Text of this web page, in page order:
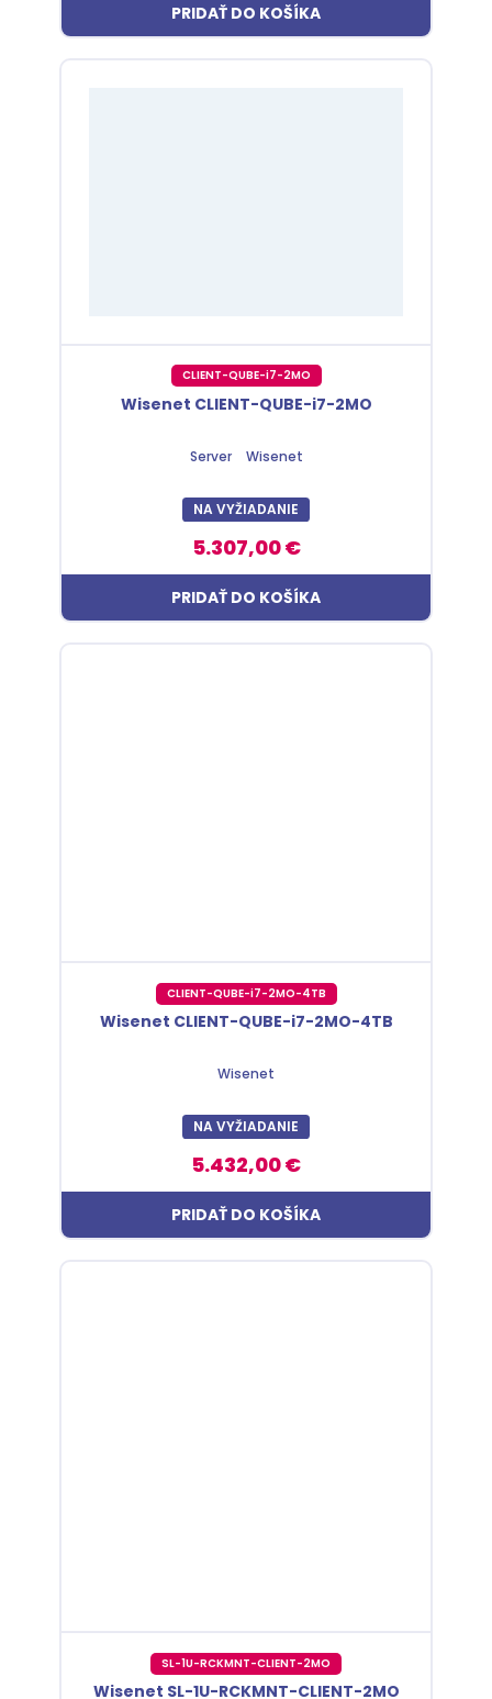
PRIDAŤ DO KOŠÍKA
CLIENT-QUBE-i7-2MO
Wisenet CLIENT-QUBE-i7-2MO
Server Wisenet
NA VYŽIADANIE
5.307,00 €
PRIDAŤ DO KOŠÍKA
CLIENT-QUBE-i7-2MO-4TB
Wisenet CLIENT-QUBE-i7-2MO-4TB
Wisenet
NA VYŽIADANIE
5.432,00 €
PRIDAŤ DO KOŠÍKA
SL-1U-RCKMNT-CLIENT-2MO
Wisenet SL-1U-RCKMNT-CLIENT-2MO